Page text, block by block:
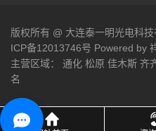
版权所有 @ 大连泰一明光电科
ICP备12013746号 Powered by
主营区域： 通化 松原 佳木斯 齐
名